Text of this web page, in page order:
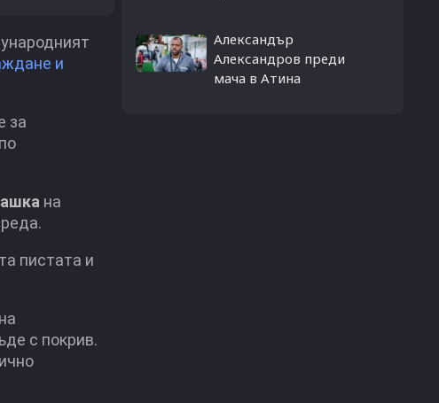
и
за
на
пистата и
с покрив.
Александър
Александров преди
мача в Атина